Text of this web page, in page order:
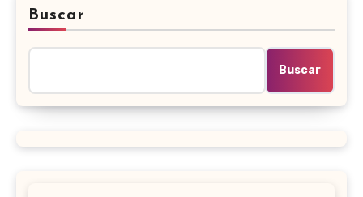
Buscar
Buscar